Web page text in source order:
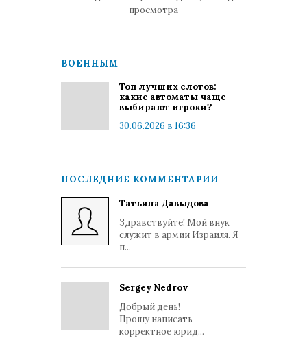
просмотра
ВОЕННЫМ
Топ лучших слотов:
какие автоматы чаще
выбирают игроки?
30.06.2026 в 16:36
ПОСЛЕДНИЕ КОММЕНТАРИИ
Татьяна Давыдова
Здравствуйте! Мой внук
служит в армии Израиля. Я
п...
Sergey Nedrov
Добрый день!
Прошу написать
корректное юрид...